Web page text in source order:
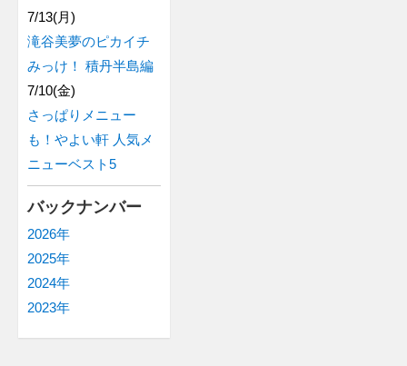
7/13(月)
滝谷美夢のピカイチ
みっけ！ 積丹半島編
7/10(金)
さっぱりメニュー
も！やよい軒 人気メ
ニューベスト5
バックナンバー
2026年
2025年
2024年
2023年